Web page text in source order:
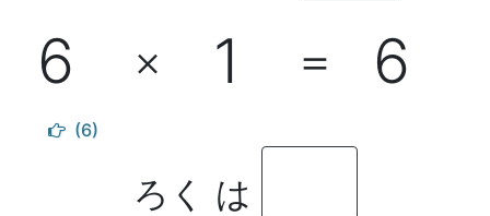
6 × 1 ＝ 6
(6)
ろく は